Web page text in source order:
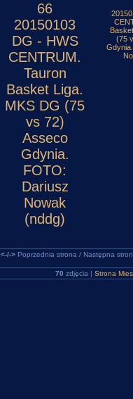
66
20150103
DG - HWS
CENTRUM.
Tauron
Basket Liga.
MKS DG (75
vs 72)
Asseco
Gdynia.
FOTO:
Dariusz
Nowak
(nddg)
(75
<-/->Poprzednia strona / Następna
70 zdjęcia | Strona